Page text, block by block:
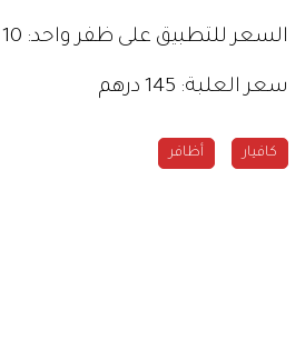
السعر للتطبيق على ظفر واحد: 10 دراهم
سعر العلبة: 145 درهم
كافيار أظافر